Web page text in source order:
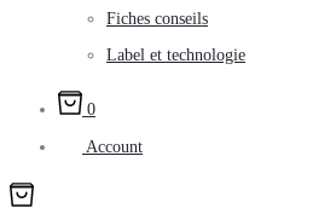
Fiches conseils
Label et technologie
0
Account